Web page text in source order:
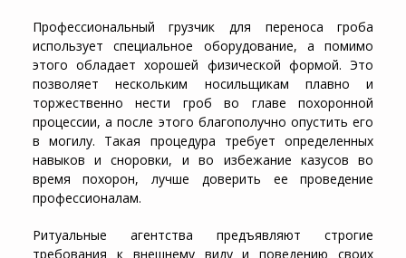
Профессиональный грузчик для переноса гроба
использует специальное оборудование, а помимо
этого обладает хорошей физической формой. Это
позволяет нескольким носильщикам плавно и
торжественно нести гроб во главе похоронной
процессии, а после этого благополучно опустить его
в могилу. Такая процедура требует определенных
навыков и сноровки, и во избежание казусов во
время похорон, лучше доверить ее проведение
профессионалам.
Ритуальные агентства предъявляют строгие
требования к внешнему виду и поведению своих